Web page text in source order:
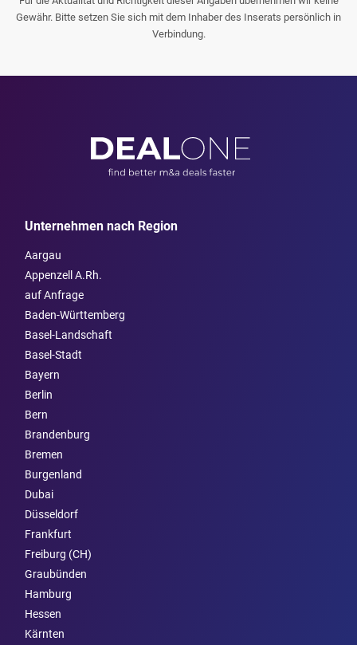
Gewähr. Bitte setzen Sie sich mit dem Inhaber des Inserats persönlich in
Verbindung.
Unternehmen nach Region
Aargau
Appenzell A.Rh.
auf Anfrage
Baden-Württemberg
Basel-Landschaft
Basel-Stadt
Bayern
Berlin
Bern
Brandenburg
Bremen
Burgen­land
Dubai
Düsseldorf
Frankfurt
Freiburg (CH)
Graubünden
Hamburg
Hessen
Kärnten